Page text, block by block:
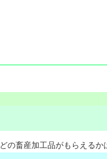
畜産加工品がもらえるか